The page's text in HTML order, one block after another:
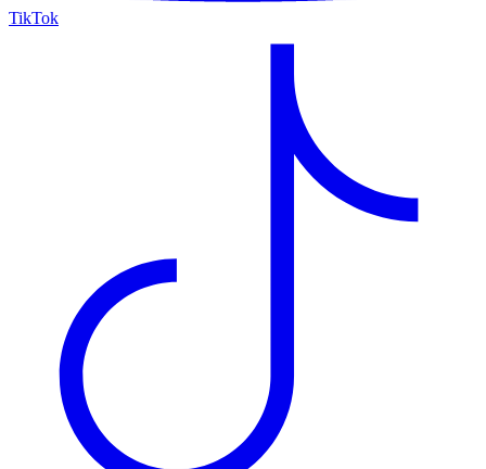
TikTok